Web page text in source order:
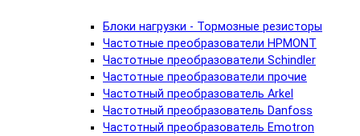
Блоки нагрузки - Тормозные резисторы
Частотные преобразователи HPMONT
Частотные преобразователи Schindler
Частотные преобразователи прочие
Частотный преобразователь Arkel
Частотный преобразователь Danfoss
Частотный преобразователь Emotron